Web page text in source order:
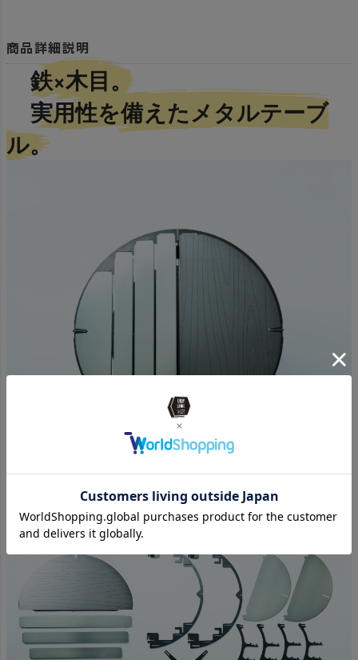
商品詳細説明
鉄×木目。
実用性を備えたメタルテーブ
ル。
工具不要の組立式。